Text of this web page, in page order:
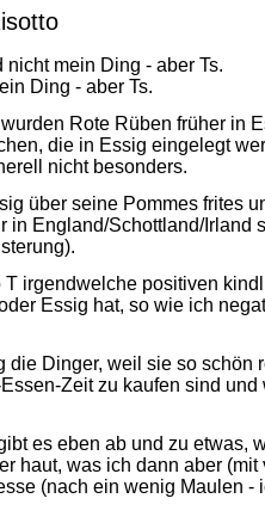
nicht mein Ding - aber Ts.
Ding - aber Ts.
Rote Rüben früher in
die in Essig eingelegt
nicht besonders.
über seine Pommes frites
in England/Schottland/Irland
T irgendwelche positiven
Essig hat, so wie ich
die Dinger, weil sie so schön
Zeit zu kaufen sind und
es eben ab und zu etwas,
haut, was ich dann aber (mit
(nach ein wenig Maulen -